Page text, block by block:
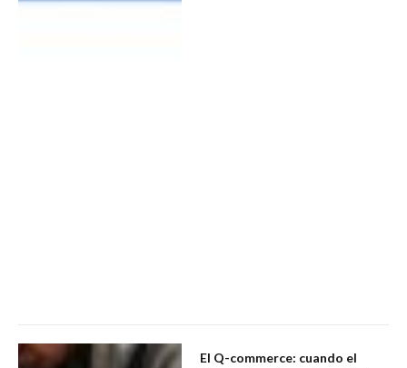
El Q-commerce: cuando el